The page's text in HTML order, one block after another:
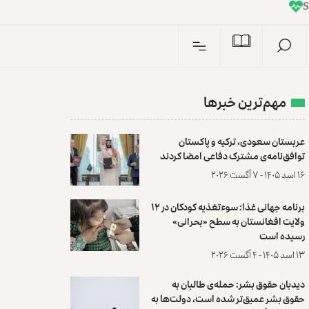
n
I
مهم‌ترین خبرها
عربستان سعودی، ترکیه و پاکستان
توافق‌نامه‌ی مشترک دفاعی امضا کردند
۱۶ اسد ۱۴۰۵ - ۷ آگست ۲۰۲۶
برنامه جهانی غذا: سوءتغذیه کودکان در ۱۲
ولایت افغانستان به سطح «بحرانی»
رسیده است
۱۳ اسد ۱۴۰۵ - ۴ آگست ۲۰۲۶
دیدبان حقوق بشر: حمله‌ی طالبان به
حقوق بشر عمیق‌تر شده است، دولت‌ها به